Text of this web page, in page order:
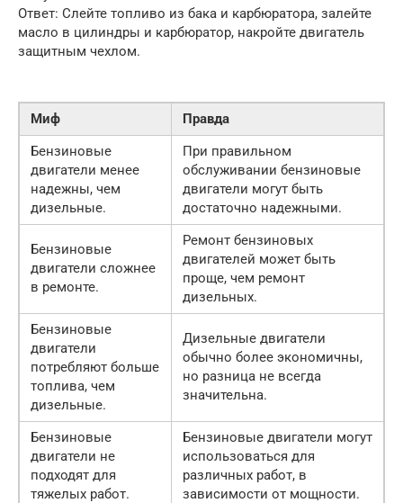
Ответ: Слейте топливо из бака и карбюратора, залейте
масло в цилиндры и карбюратор, накройте двигатель
защитным чехлом.
Миф
Правда
Бензиновые
двигатели менее
надежны, чем
дизельные.
При правильном
обслуживании бензиновые
двигатели могут быть
достаточно надежными.
Бензиновые
двигатели сложнее
в ремонте.
Ремонт бензиновых
двигателей может быть
проще, чем ремонт
дизельных.
Бензиновые
двигатели
потребляют больше
топлива, чем
дизельные.
Дизельные двигатели
обычно более экономичны,
но разница не всегда
значительна.
Бензиновые
двигатели не
подходят для
тяжелых работ.
Бензиновые двигатели могут
использоваться для
различных работ, в
зависимости от мощности.